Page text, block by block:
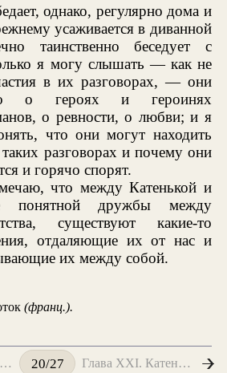
однако, регулярно дома и
усаживается в диванной
таинственно беседует с
я могу слышать — как не
в их разговорах, — они
о героях и героинях
о ревности, о любви; и я
что они могут находить
таких разговорах и почему они
и горячо спорят.
что между Катенькой и
понятной дружбы между
существуют какие-то
отдаляющие их от нас и
их между собой.
(франц.).
Отрочество 20/27 Глава XXI. Катенька и Любочка